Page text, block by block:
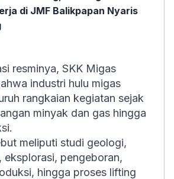
di JMF Balikpapan Nyaris
resminya, SKK Migas
industri hulu migas
rangkaian kegiatan sejak
minyak dan gas hingga
meliputi studi geologi,
eksplorasi, pengeboran,
hingga proses lifting